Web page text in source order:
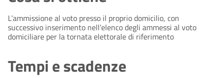
L’ammissione al voto presso il proprio domicilio, con
successivo inserimento nell’elenco degli ammessi al voto
domiciliare per la tornata elettorale di riferimento
Tempi e scadenze